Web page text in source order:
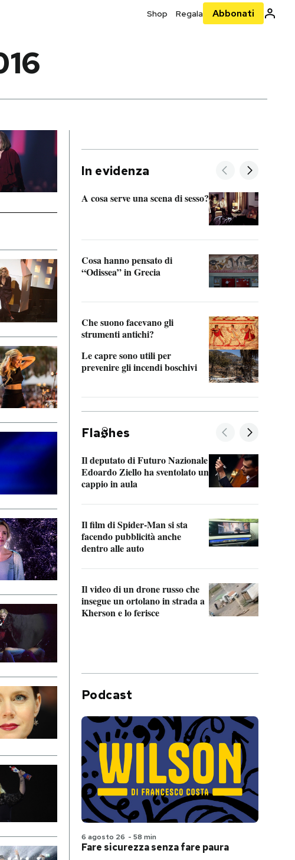
Shop Regala Abbonati
In evidenza
A cosa serve una scena di sesso?
Cosa hanno pensato di
“Odissea” in Grecia
Che suono facevano gli
strumenti antichi?
Le capre sono utili per
prevenire gli incendi boschivi
Fla hes
Il deputato di Futuro Nazionale
Edoardo Ziello ha sventolato un
cappio in aula
Il film di Spider-Man si sta
facendo pubblicità anche
dentro alle auto
Il video di un drone russo che
insegue un ortolano in strada a
Kherson e lo ferisce
Podcast
6 agosto 26 - 58 min
Fare sicurezza senza fare paura